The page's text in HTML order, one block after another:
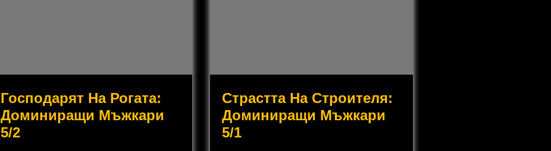
Господарят На Рогата:
Доминиращи Мъжкари
5/2
Страстта На Строителя:
Доминиращи Мъжкари
5/1